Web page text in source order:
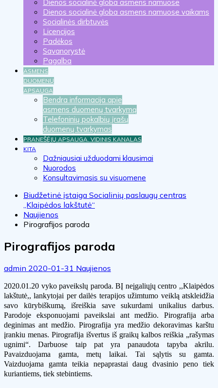
Dienos socialinė globa asmens namuose
Dienos socialinė globa asmens namuose vaikams
Socialinės dirbtuvės
Licencijos
Padėkos
Savanorystė
Pagalba
ASMENS
DUOMENŲ
APSAUGA
Bendra informacija apie
asmens duomenų tvarkymą
Telefoninių pokalbių įrašų
duomenų tvarkymas
PRANEŠĖJŲ APSAUGA. VIDINIS KANALAS
KITA
Dažniausiai užduodami klausimai
Nuorodos
Konsultavimasis su visuomene
Biudžetinė įstaiga Socialinių paslaugų centras
„Klaipėdos lakštutė“
Naujienos
Pirografijos paroda
Pirografijos paroda
admin 2020-01-31 Naujienos
2020.01.20 vyko paveikslų paroda. BĮ neįgaliųjų centro ,,Klaipėdos
lakštutė,, lankytojai per dailės terapijos užimtumo veiklą atskleidžia
savo kūrybiškumą, išreiškia save sukurdami unikalius darbus.
Parodoje eksponuojami paveikslai ant medžio. Pirografija arba
deginimas ant medžio. Pirografija yra medžio dekoravimas karštu
įrankiu menas. Pirografija išvertus iš graikų kalbos reiškia „rašymas
ugnimi“. Darbuose taip pat yra panaudota tapyba akrilu.
Pavaizduojama gamta, metų laikai. Tai sąlytis su gamta.
Vaizduojama gamta teikia nepaprastai daug dvasinio peno tiek
kuriantiems, tiek stebintiems.